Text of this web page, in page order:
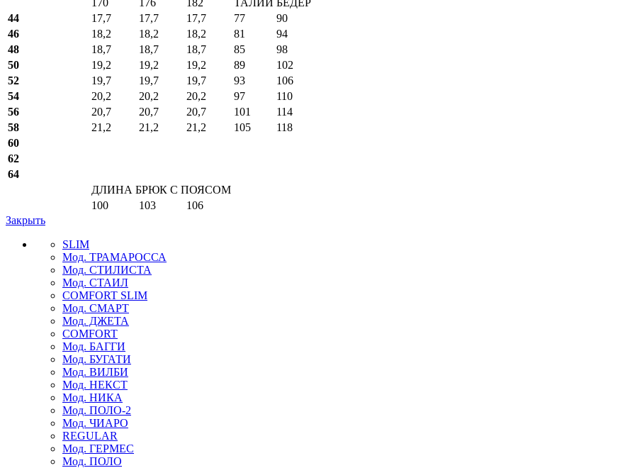
44
17,7 17,7 17,7 77
90
46
18,2 18,2 18,2 81
94
48
18,7 18,7 18,7 85
98
50
19,2 19,2 19,2 89
102
52
19,7 19,7 19,7 93
106
54
20,2 20,2 20,2 97
110
56
20,7 20,7 20,7 101
114
58
21,2 21,2 21,2 105
118
60
62
64
ДЛИНА БРЮК С ПОЯСОМ
100
103
106
Закрыть
SLIM
Мод. ТРАМАРОССА
Мод. СТИЛИСТА
Мод. СТАИЛ
COMFORT SLIM
Мод. СМАРТ
Мод. ДЖЕТА
COMFORT
Мод. БАГГИ
Мод. БУГАТИ
Мод. ВИЛБИ
Мод. НЕКСТ
Мод. НИКА
Мод. ПОЛО-2
Мод. ЧИАРО
REGULAR
Мод. ГЕРМЕС
Мод. ПОЛО